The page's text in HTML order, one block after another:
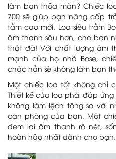
làm bạn thỏa mãn? Chiếc
700 sẽ giúp bạn nâng cấp
tầm cao mới. Loa siêu trầm
âm thanh sâu hơn, cho bạn
thật đã! Với chất lượng âm
mạnh của họ nhà Bose,
chắc hẳn sẽ không làm bạn
Một chiếc loa tốt không chỉ
Thiết kế của loa phải đáp
không làm lệch tông so với
căn phòng của bạn. Một
đem lại âm thanh rõ nét,
hoàn hảo nhất dành cho bạn.